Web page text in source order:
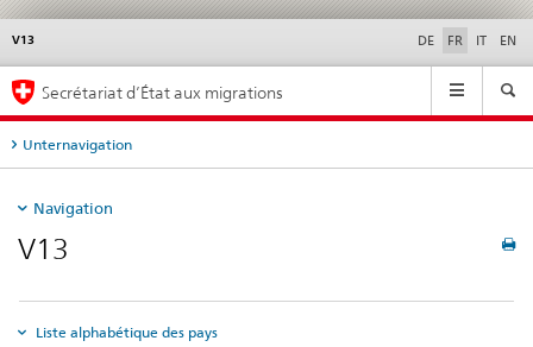
V13 DE FR IT EN
Service
Navigation
Secrétariat d’État aux migrations
Unternavigation
Navigation
V13
Liste alphabétique des pays